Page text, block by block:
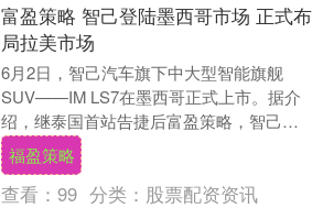
富盈策略 智己登陆墨西哥市场 正式布
局拉美市场
6月2日，智己汽车旗下中大型智能旗舰
SUV——IM LS7在墨西哥正式上市。据介
绍，继泰国首站告捷后富盈策略，智己品
牌将以墨西哥为战略支点，正式启动拉美
市场深度....
福盈策略
查看： 99 分类： 股票配资资讯